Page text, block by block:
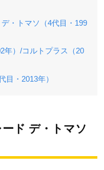
・トマソ（4代目・199
年）/コルトプラス（20
目・2013年）
ド デ・トマソ